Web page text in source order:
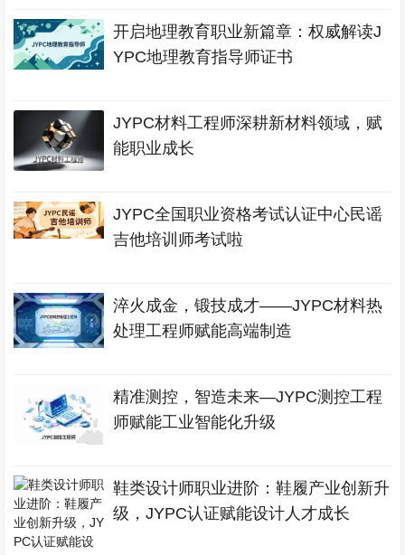
开启地理教育职业新篇章：权威解读J
YPC地理教育指导师证书
JYPC材料工程师深耕新材料领域，赋
能职业成长
JYPC全国职业资格考试认证中心民谣
吉他培训师考试啦
淬火成金，锻技成才——JYPC材料热
处理工程师赋能高端制造
精准测控，智造未来—JYPC测控工程
师赋能工业智能化升级
鞋类设计师职业进阶：鞋履产业创新升
级，JYPC认证赋能设计人才成长